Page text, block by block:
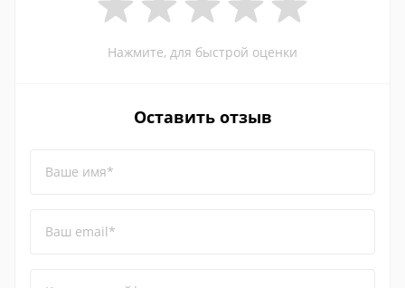
Нажмите, для быстрой оценки
Оставить отзыв
Ваше имя*
Ваш email*